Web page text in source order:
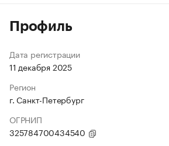
Профиль
Дата регистрации
11 декабря 2025
Регион
г. Санкт-Петербург
ОГРНИП
325784700434540